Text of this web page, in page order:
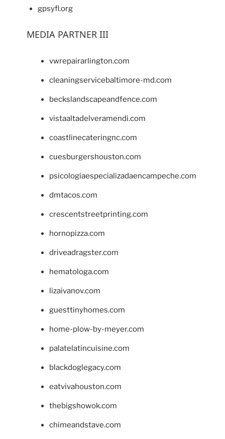
gpsyfl.org
MEDIA PARTNER III
vwrepairarlington.com
cleaningservicebaltimore-md.com
beckslandscapeandfence.com
vistaaltadelveramendi.com
coastlinecateringnc.com
cuesburgershouston.com
psicologiaespecializadaencampeche.com
dmtacos.com
crescentstreetprinting.com
hornopizza.com
driveadragster.com
hematologa.com
lizaivanov.com
guesttinyhomes.com
home-plow-by-meyer.com
palatelatincuisine.com
blackdoglegacy.com
eatvivahouston.com
thebigshowok.com
chimeandstave.com